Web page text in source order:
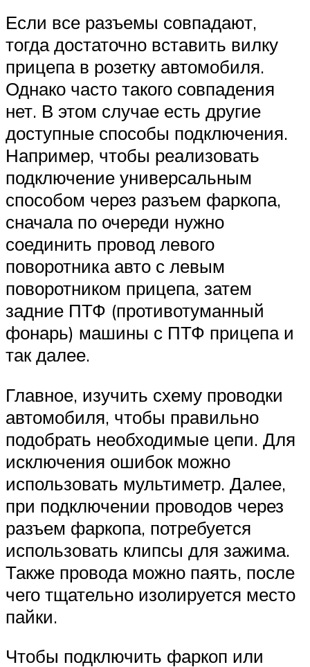
Если все разъемы совпадают,
тогда достаточно вставить вилку
прицепа в розетку автомобиля.
Однако часто такого совпадения
нет. В этом случае есть другие
доступные способы подключения.
Например, чтобы реализовать
подключение универсальным
способом через разъем фаркопа,
сначала по очереди нужно
соединить провод левого
поворотника авто с левым
поворотником прицепа, затем
задние ПТФ (противотуманный
фонарь) машины с ПТФ прицепа и
так далее.
Главное, изучить схему проводки
автомобиля, чтобы правильно
подобрать необходимые цепи. Для
исключения ошибок можно
использовать мультиметр. Далее,
при подключении проводов через
разъем фаркопа, потребуется
использовать клипсы для зажима.
Также провода можно паять, после
чего тщательно изолируется место
пайки.
Чтобы подключить фаркоп или